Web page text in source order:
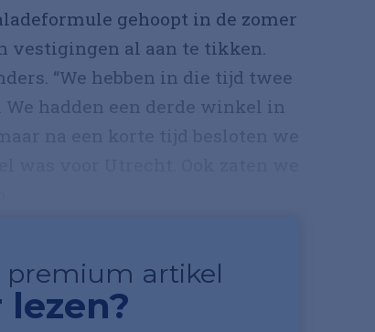
gehoopt in de zomer
vestigingen al aan te tikken.
“We hebben in die tijd twee
hadden een derde winkel in
premium artikel